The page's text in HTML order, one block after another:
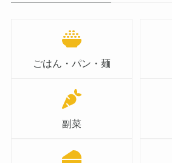
ごはん・パン・麺
副菜